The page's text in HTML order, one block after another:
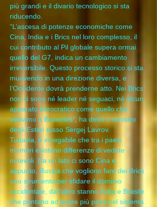
più grandi e il divario tecnologico si sta
riducendo.
“L’ascesa di potenze economiche come
Cina, India e i Brics nel loro complesso, il
cui contributo al Pil globale supera ormai
quello del G7, indica un cambiamento
irreversibile. Questo processo storico si sta
muovendo in una direzione diversa, e
l’Occidente dovrà prenderne atto. Nei Brics
non ci sono né leader né seguaci, né alcun
apparato burocratico come quello che
vediamo a Bruxelles”, ha detto il ministro
degli Esteri russo Sergej Lavrov.
Tuttavia, è innegabile che tra i paesi
membri esistano differenze di vedute
notevoli. Da un lato ci sono Cina e,
appunto, Russia che vogliono fare dei Brics
uno strumento per sfidare il dominio
occidentale, dall’altro stanno India e Brasile
che puntano ad avere più peso nel sistema